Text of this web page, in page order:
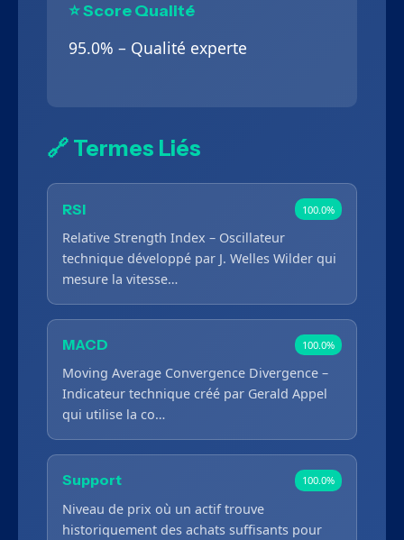
⭐ Score Qualité
95.0% – Qualité experte
🔗 Termes Liés
RSI 100.0%
Relative Strength Index – Oscillateur
technique développé par J. Welles Wilder qui
mesure la vitesse…
MACD 100.0%
Moving Average Convergence Divergence –
Indicateur technique créé par Gerald Appel
qui utilise la co…
Support 100.0%
Niveau de prix où un actif trouve
historiquement des achats suffisants pour